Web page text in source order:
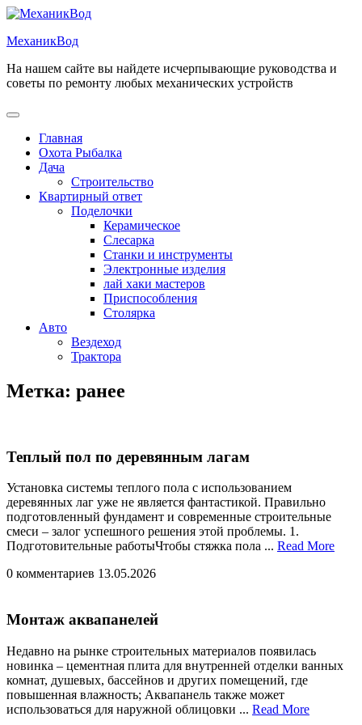
Перейти
содержимому
МеханикВод
На нашем сайте вы найдете исчерпывающие руководства и
советы по ремонту любых механических устройств
Открыть
Главная
Охота Рыбалка
Дача
Строительство
Квартирный ответ
Поделочки
Керамическое
Слесарка
Станки и инструменты
Электронные изделия
лай хаки мастеров
Приспособления
Столярка
Авто
Вездеход
Трактора
Закрыть
меню
Метка: ранее
Теплый пол по деревянным лагам
Установка системы теплого пола с использованием
деревянных лаг уже не является фантастикой. Правильно
подготовленный фундамент и современные строительные
смеси – залог успешного решения этой проблемы. 1.
Подготовительные работыЧтобы стяжка пола ... Read MoreRead
0 комментариев 13.05.2026
Монтаж аквапанелей
Недавно на рынке строительных материалов появилась
новинка – цементная плита для внутренней отделки ванных
комнат, душевых, бассейнов и других помещений, где
повышенная влажность; Аквапанель также может
использоваться для наружной облицовки ... Read MoreRead